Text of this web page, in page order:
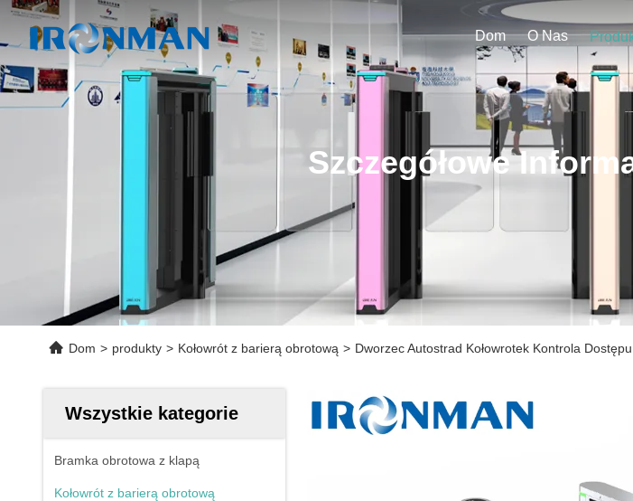
Dom O Nas
Szczegółowe
Dom > produkty > Kołowrót z barierą obrotową > Dworzec Autostrad Kołowrotek Kontrola
Wszystkie kategorie
Bramka obrotowa z klapą
Kołowrót z barierą obrotową